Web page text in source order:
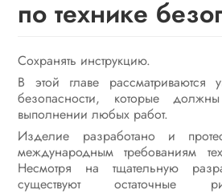
по технике
Сохранять инструкцию.
В этой главе рассматриваются
безопасности, которые
выполнении любых работ.
Изделие разработано и
международным требованиям
Несмотря на тщательную
существуют остаточные
Дополнительные
средства
Обзор изделия
Подготовка к монтажу
и подключению
Подключение